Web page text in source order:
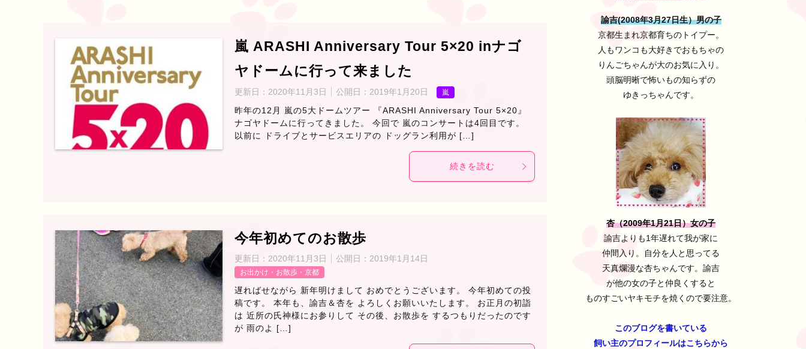
嵐 ARASHI Anniversary Tour 5×20 inナゴ
ヤドームに行って来ました
更新日： 2020年11月3日 公開日： 2019年1月20日 嵐
昨年の12月 嵐の5大ドームツアー 『ARASHI Anniversary Tour 5×20』
ナゴヤドームに行ってきました。 今回で 嵐のコンサートは4回目です。
以前に ドライブとサービスエリアの ドッグラン利用が […]
続きを読む
今年初めてのお散歩
更新日： 2020年11月3日 公開日： 2019年1月14日
お出かけ・お散歩・京都
遅ればせながら 新年明けまして おめでとうございます。 今年初めての投
稿です。 本年も、諭吉＆杏を よろしくお願いいたします。 お正月の初詣
は 近所の氏神様にお参りして その後、お散歩を するつもりだったのです
が 雨のよ […]
諭吉(2008年3月27日生）男の子
京都生まれ京都育ちのトイプー。
人もワンコも大好きでおもちゃの
りんごちゃんが大のお気に入り。
頭脳明晰で怖いもの知らずの
ゆきっちゃんです。
杏（2009年1月21日）女の子
諭吉よりも1年遅れて我が家に
仲間入り。自分を人と思ってる
天真爛漫な杏ちゃんです。諭吉
が他の女の子と仲良くすると
ものすごいヤキモチを焼くので要注意。
このブログを書いている
飼い主のプロフィールはこちらから